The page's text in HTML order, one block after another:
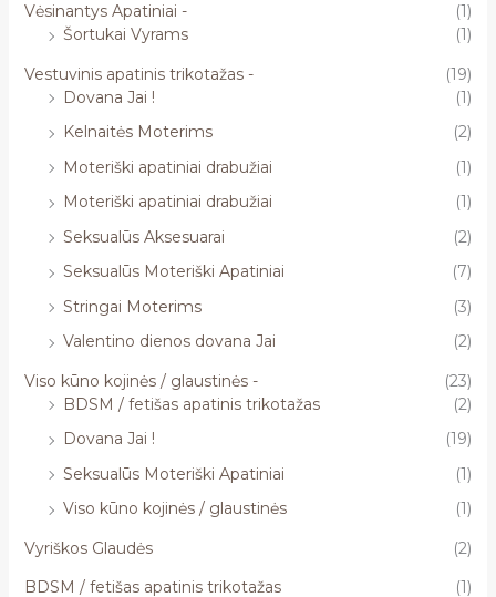
Vėsinantys Apatiniai -
(1)
Šortukai Vyrams
(1)
Vestuvinis apatinis trikotažas -
(19)
Dovana Jai !
(1)
Kelnaitės Moterims
(2)
Moteriški apatiniai drabužiai
(1)
Moteriški apatiniai drabužiai
(1)
Seksualūs Aksesuarai
(2)
Seksualūs Moteriški Apatiniai
(7)
Stringai Moterims
(3)
Valentino dienos dovana Jai
(2)
Viso kūno kojinės / glaustinės -
(23)
BDSM / fetišas apatinis trikotažas
(2)
Dovana Jai !
(19)
Seksualūs Moteriški Apatiniai
(1)
Viso kūno kojinės / glaustinės
(1)
Vyriškos Glaudės
(2)
BDSM / fetišas apatinis trikotažas
(1)